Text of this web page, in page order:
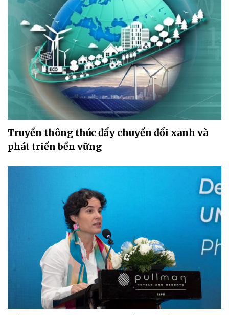
Truyền thông thúc đẩy chuyển đổi xanh và
phát triển bền vững